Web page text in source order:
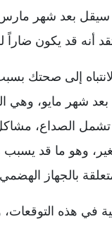
بعد شهر
أنه قد يكون
إلى صحتك
بعد شهر مايو،
تشمل الصداع،
وهو ما قد
بالجهاز
في هذه